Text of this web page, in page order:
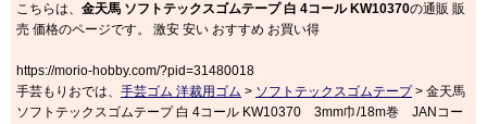
こちらは、 金天馬 ソフトテックスゴムテープ 白 4コール KW10370の通販 販
売 価格のページです。 激安 安い おすすめ お買い得
https://morio-hobby.com/?pid=31480018
手芸もりおでは、 手芸ゴム 洋裁用ゴム > ソフトテックスゴムテープ> 金天馬
ソフトテックスゴムテープ 白 4コール KW10370 3mm巾/18m巻 JANコー